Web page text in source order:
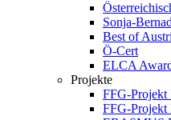
Sonja-
Best of
Ö-Cert
ELCA
Projekte
FFG-Projekt
FFG-Projekt